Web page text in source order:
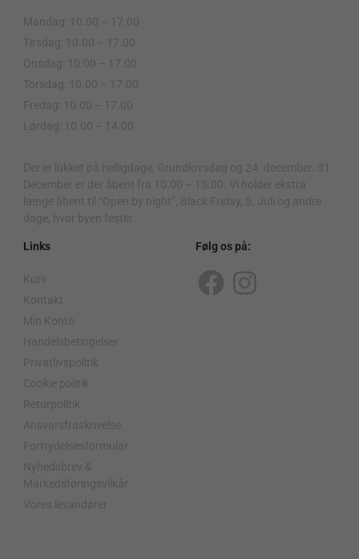
Mandag: 10.00 – 17.00
Tirsdag: 10.00 – 17.00
Onsdag: 10.00 – 17.00
Torsdag: 10.00 – 17.00
Fredag: 10.00 – 17.00
Lørdag: 10.00 – 14.00
Der er lukket på helligdage, Grundlovsdag og 24. december. 31.
December er der åbent fra 10.00 – 13.00. Vi holder ekstra
længe åbent til “Open by night”, Black Friday, 5. Juli og andre
dage, hvor byen fester.
Links
Kurv
Kontakt
Min Konto
Handelsbetingelser
Privatlivspolitik
Cookie politik
Returpolitik
Ansvarsfraskrivelse
Fortrydelsesformular
Nyhedsbrev &
Markedsføringsvilkår
Vores levandører
Følg os på:
F
I